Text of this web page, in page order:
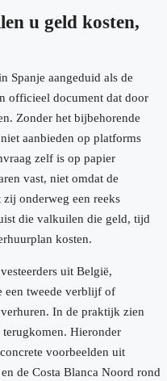
u geld kosten,
Spanje aangeduid als de
officieel document dat door
Zonder het bijbehorende
aanbieden op platforms
zelf is op papier
vast, niet omdat de
onderweg een reeks
die valkuilen die geld, tijd
kosten.
uit België,
een tweede verblijf of
In de praktijk zien
terugkomen. Hieronder
voorbeelden uit
de Costa Blanca Noord rond